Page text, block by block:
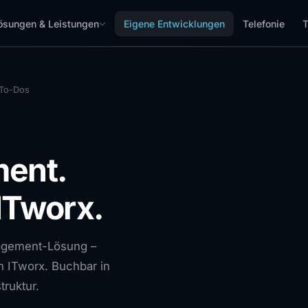
& Leistungen Eigene Entwicklungen Telefonie
Dos
Lösung –
ITworx. Buchbar in